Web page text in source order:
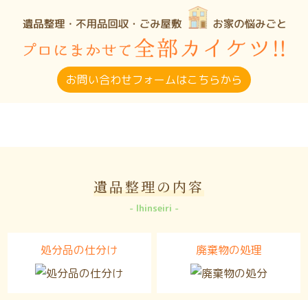
お問い合わせフォームはこちらから
遺品整理の内容
Ihinseiri
処分品の仕分け 廃棄物の処理